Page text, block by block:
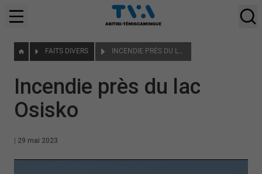
FAITS DIVERS INCENDIE PRÈS DU LAC OSISKO
Incendie près du lac
Osisko
29 mai 2023